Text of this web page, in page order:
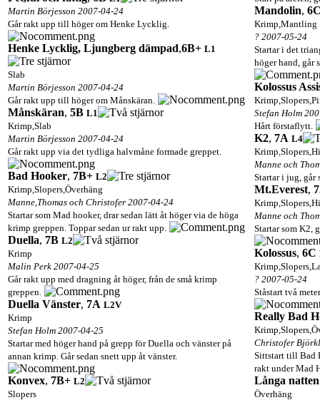
Martin Börjesson 2007-04-24
Går rakt upp till höger om Henke Lycklig.
Henke Lycklig, Ljungberg dämpad,6B+ L1
Slab
Martin Börjesson 2007-04-24
Går rakt upp till höger om Månskäran.
Månskäran, 5B L1
Krimp,Slab
Martin Börjesson 2007-04-24
Går rakt upp via det tydliga halvmåne formade greppet.
Bad Hooker, 7B+ L2
Krimp,Slopers,Överhäng
Manne,Thomas och Christofer 2007-04-24
Startar som Mad hooker, drar sedan lätt åt höger via de höga
krimp greppen. Toppar sedan ur rakt upp.
Duella, 7B L2
Krimp
Malin Perk 2007-04-25
Går rakt upp med dragning åt höger, från de små krimp
greppen.
Duella Vänster, 7A L2V
Krimp
Stefan Holm 2007-04-25
Startar med höger hand på grepp för Duella och vänster på
annan krimp. Går sedan snett upp åt vänster.
Konvex, 7B+ L2
Slopers
Mandolin,
Krimp,Mantling
? 2007-05-24
Startar i det
höger hand, går
Kolossus
Stefan Holm
Hårt förstaflytt.
K2, 7A L4
Manne och
Startar i jug, går
Mt.Everest,
Manne och
Startar som K2,
Kolossus, 6C
? 2007-05-24
Ståstart två
Really Bad
Christofer
Sittstart till Bad
rakt under Mad
Långa natten
Överhäng